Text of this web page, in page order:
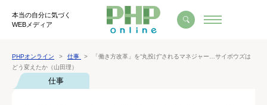
本当の自分に気づく
WEBメディア
PHPオンライン 仕事
「働き方改革」を“丸投げ”されるマネジャー…サイボウズは
どう変えたか（山田理）
仕事